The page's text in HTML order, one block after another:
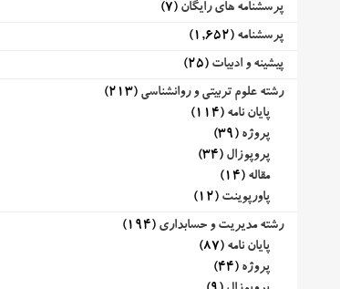
پرسشنامه های رایگان (7)
پرسشنامه (1,652)
پیشینه و ادبیات (25)
رشته علوم تربیتی و روانشناسی (213)
پایان نامه (114)
پروژه (39)
پروپوزال (34)
مقاله (14)
پاورپوینت (12)
رشته مدیریت و حسابداری (194)
پایان نامه (87)
پروژه (44)